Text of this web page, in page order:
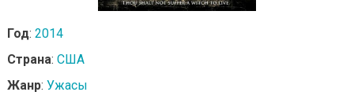
Год: 2014
Страна: США
Жанр: Ужасы